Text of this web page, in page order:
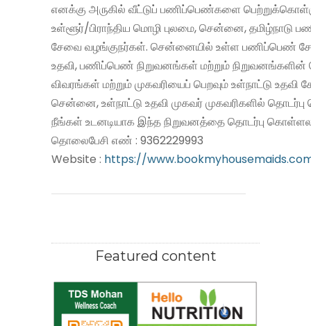
எனக்கு அருகில் வீட்டுப் பணிப்பெண்களை
உள்ளூர்/பிராந்திய மொழி புலமை, சென்னை, தமிழ்நாடு
சேவை வழங்குநர்கள். சென்னையில் உள்ள பணிப்பெண்
உதவி, பணிப்பெண் நிறுவனங்கள் மற்றும் நிறுவனங்களின்
விவரங்கள் மற்றும் முகவரியைப் பெறவும் உள்நாட்டு உதவி
சென்னை, உள்நாட்டு உதவி முகவர் முகவரிகளில்
நீங்கள் உடனடியாக இந்த நிறுவனத்தை தொடர்பு
தொலைபேசி எண் : 9362229993
Website : https://
Featured content